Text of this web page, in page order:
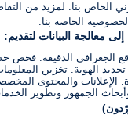
الخاص بنا. لمزيد من
الخاصة بنا.
معالجة البيانات لتقديم:
الجغرافي الدقيقة. فحص
الهوية. تخزين
الإعلانات والمحتوى
الجمهور وتطوير